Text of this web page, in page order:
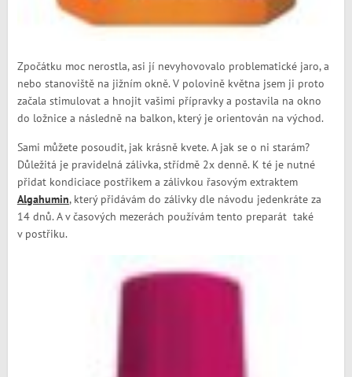
Zpočátku moc nerostla, asi jí nevyhovovalo problematické jaro, a
nebo stanoviště na jižním okně. V polovině května jsem ji proto
začala stimulovat a hnojit vašimi přípravky a postavila na okno
do ložnice a následně na balkon, který je orientován na východ.
Sami můžete posoudit, jak krásně kvete. A jak se o ni starám?
Důležitá je pravidelná zálivka, střídmě 2x denně. K té je nutné
přidat kondiciace postřikem a zálivkou řasovým extraktem
Algahumin, který přidávám do zálivky dle návodu jedenkráte za
14 dnů. A v časových mezerách používám tento preparát také
v postřiku.